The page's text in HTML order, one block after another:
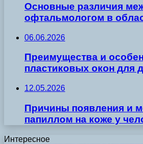
Основные различия
офтальмологом в
06.06.2026
Преимущества и
пластиковых окон для
12.05.2026
Причины появления и
папиллом на коже у
Интересное